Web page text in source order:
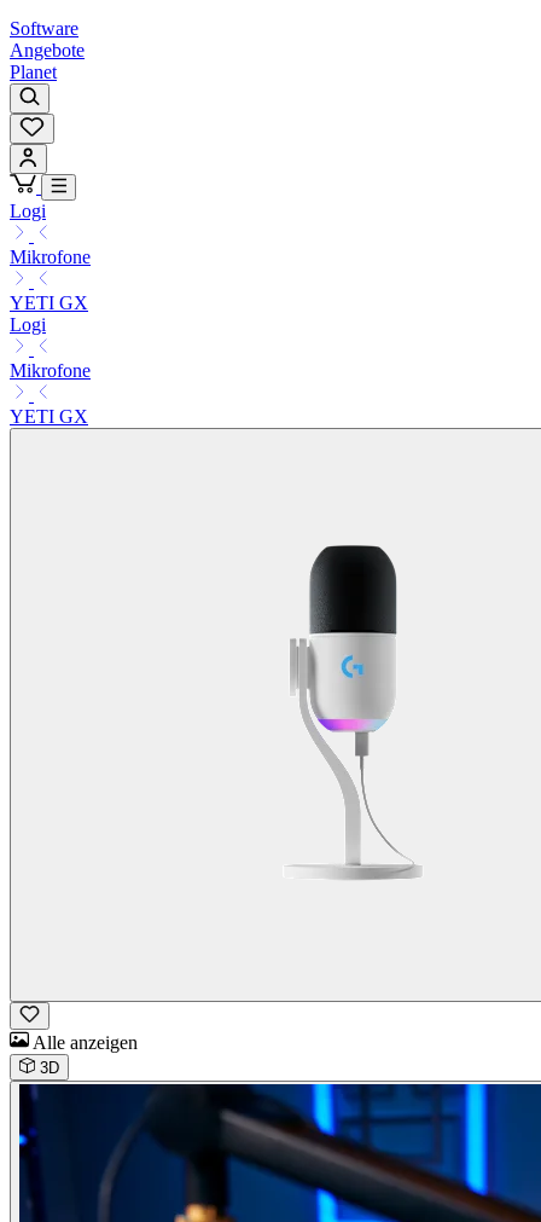
Software
Angebote
Planet
Logi
Mikrofone
YETI GX
Logi
Mikrofone
YETI GX
Alle anzeigen
3D